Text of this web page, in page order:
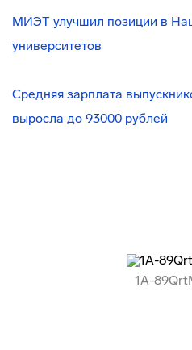
МИЭТ улучшил позиции в
университетов
Средняя зарплата
выросла до 93000 рублей